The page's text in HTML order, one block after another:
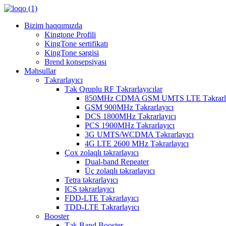
Bizim haqqımızda
Kingtone Profili
KingTone sertifikatı
KingTone sərgisi
Brend konsepsiyası
Məhsullar
Təkrarlayıcı
Tək Qruplu RF Təkrarlayıcılar
850MHz CDMA GSM UMTS LTE
GSM 900MHz Təkrarlayıcı
DCS 1800MHz Təkrarlayıcı
PCS 1900MHz Təkrarlayıcı
3G UMTS/WCDMA Təkrarlayıcı
4G LTE 2600 MHz Təkrarlayıcı
Çox zolaqlı təkrarlayıcı
Dual-band Repeater
Üç zolaqlı təkrarlayıcı
Tetra təkrarlayıcı
ICS təkrarlayıcı
FDD-LTE Təkrarlayıcı
TDD-LTE Təkrarlayıcı
Booster